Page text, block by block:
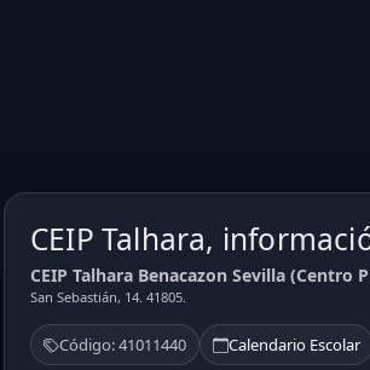
CEIP Talhara,
CEIP Talhara Benacazon Sevilla (Centro
San Sebastián, 14. 41805.
Código: 41011440 Calendario Escolar